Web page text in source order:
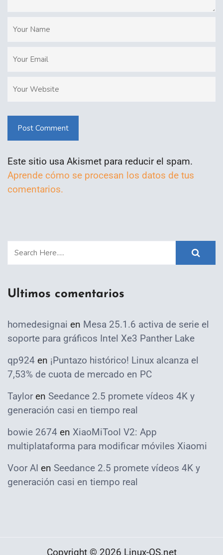
Post Comment
Este sitio usa Akismet para reducir el spam.
Aprende cómo se procesan los datos de tus
comentarios.
Ultimos comentarios
homedesignai en Mesa 25.1.6 activa de serie el
soporte para gráficos Intel Xe3 Panther Lake
qp924 en ¡Puntazo histórico! Linux alcanza el
7,53% de cuota de mercado en PC
Taylor en Seedance 2.5 promete vídeos 4K y
generación casi en tiempo real
bowie 2674 en XiaoMiTool V2: App
multiplataforma para modificar móviles Xiaomi
Voor AI en Seedance 2.5 promete vídeos 4K y
generación casi en tiempo real
Copyright © 2026 Linux-OS.net